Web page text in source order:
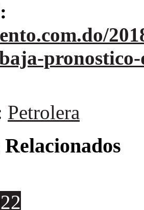
Petrolera